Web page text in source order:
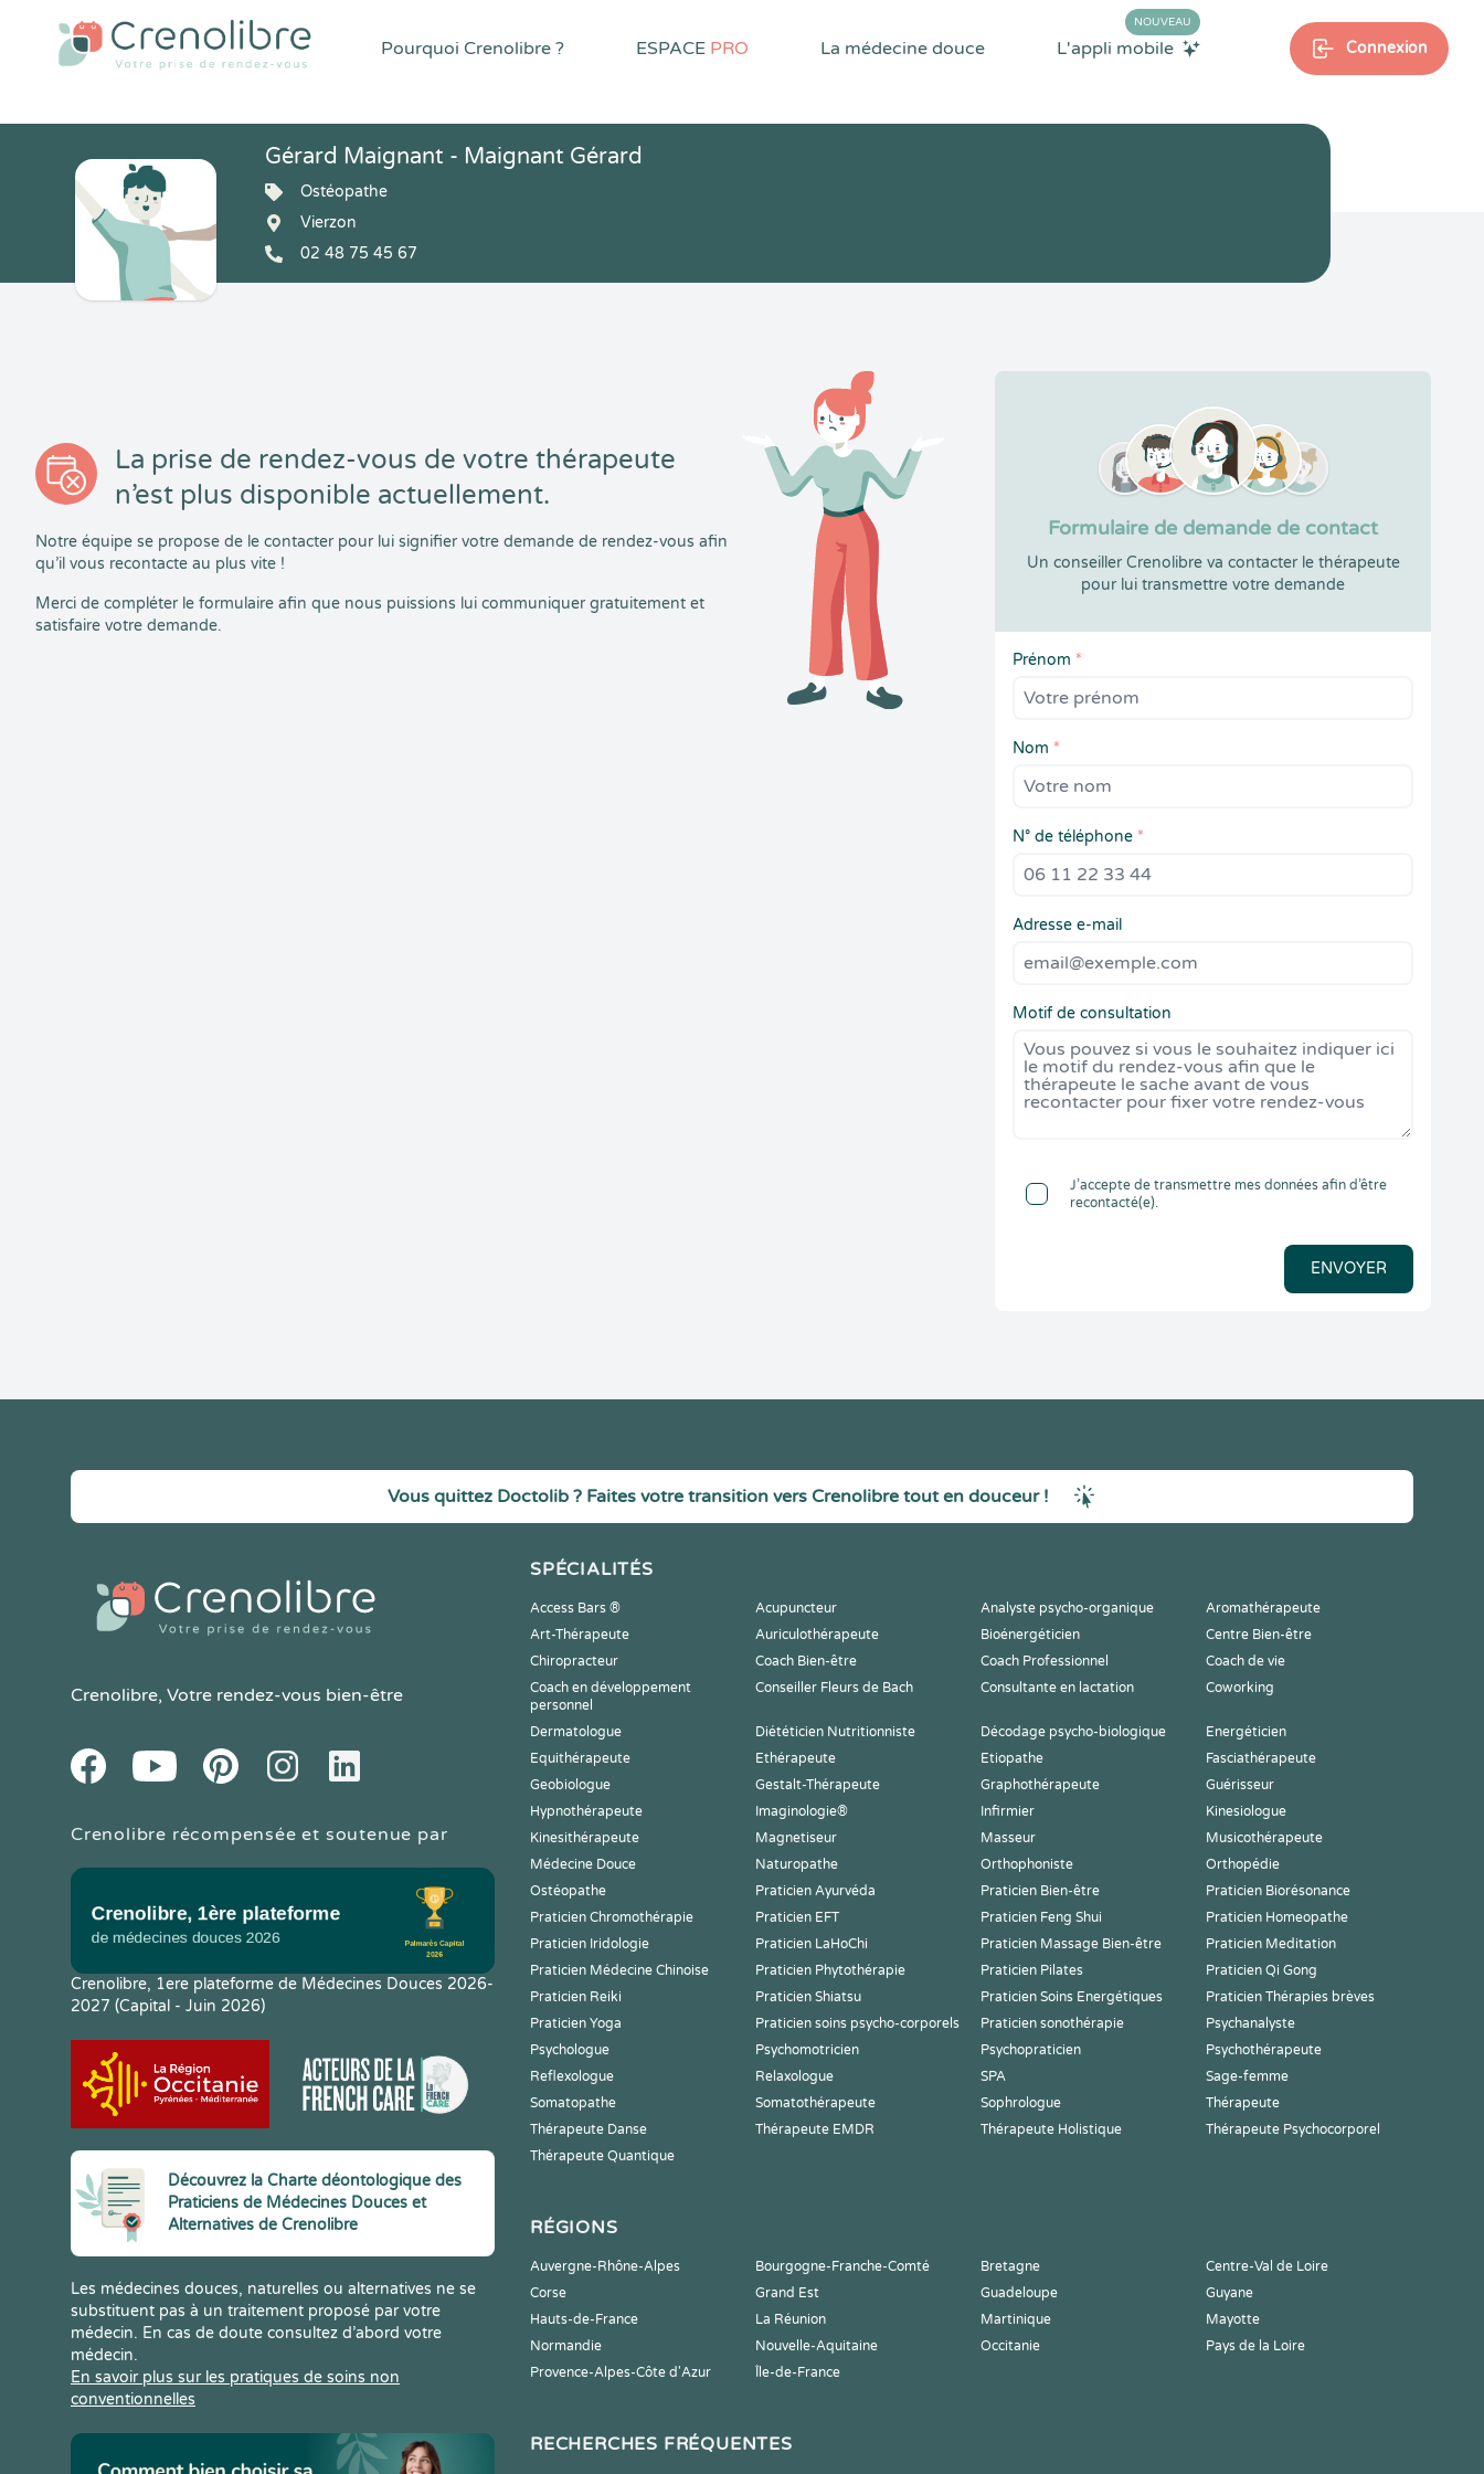
Pourquoi Crenolibre ? ESPACE PRO La médecine douce L'appli mobile
NOUVEAU
Connexion
Gérard Maignant - Maignant Gérard
Ostéopathe
Vierzon
02 48 75 45 67
La prise de rendez-vous de votre thérapeute
n’est plus disponible actuellement.
Notre équipe se propose de le contacter pour lui signifier votre demande de rendez-vous afin
qu’il vous recontacte au plus vite !
Merci de compléter le formulaire afin que nous puissions lui communiquer gratuitement et
satisfaire votre demande.
Formulaire de demande de contact
Un conseiller Crenolibre va contacter le thérapeute
pour lui transmettre votre demande
Prénom *
Nom *
N° de téléphone *
Adresse e-mail
Motif de consultation
J’accepte de transmettre mes données afin d’être
recontacté(e).
ENVOYER
Vous quittez Doctolib ? Faites votre transition vers Crenolibre tout en douceur !
Crenolibre, Votre rendez-vous bien-être
FacebookYoutube PinteresetInstagramLinkedIn
Crenolibre récompensée et soutenue par
Crenolibre, 1ere plateforme de Médecines Douces 2026-
2027 (Capital - Juin 2026)
Découvrez la Charte déontologique des
Praticiens de Médecines Douces et
Alternatives de Crenolibre
Les médecines douces, naturelles ou alternatives ne se
substituent pas à un traitement proposé par votre
médecin. En cas de doute consultez d’abord votre
médecin.
En savoir plus sur les pratiques de soins non
conventionnelles
SPÉCIALITÉS
Access Bars ® Acupuncteur Analyste psycho-organique
Aromathérapeute
Art-Thérapeute
Auriculothérapeute Bioénergéticien
Centre Bien-être
Chiropracteur
Coach Bien-être Coach Professionnel
Coach de vie
Coach en développement
personnel
Conseiller Fleurs de Bach Consultante en lactation Coworking
Dermatologue Diététicien Nutritionniste Décodage psycho-biologique
Energéticien
Equithérapeute
Ethérapeute Etiopathe
Fasciathérapeute
Geobiologue
Gestalt-Thérapeute Graphothérapeute
Guérisseur
Hypnothérapeute
Imaginologie® Infirmier
Kinesiologue
Kinesithérapeute
Magnetiseur Masseur
Musicothérapeute
Médecine Douce
Naturopathe Orthophoniste
Orthopédie
Ostéopathe
Praticien Ayurvéda Praticien Bien-être
Praticien Biorésonance
Praticien Chromothérapie
Praticien EFT Praticien Feng Shui
Praticien Homeopathe
Praticien Iridologie
Praticien LaHoChi Praticien Massage Bien-être
Praticien Meditation
Praticien Médecine Chinoise
Praticien Phytothérapie Praticien Pilates
Praticien Qi Gong
Praticien Reiki
Praticien Shiatsu Praticien Soins Energétiques
Praticien Thérapies brèves
Praticien Yoga
Praticien soins psycho-corporels Praticien sonothérapie
Psychanalyste
Psychologue
Psychomotricien Psychopraticien
Psychothérapeute
Reflexologue
Relaxologue SPA
Sage-femme
Somatopathe
Somatothérapeute Sophrologue
Thérapeute
Thérapeute Danse
Thérapeute EMDR Thérapeute Holistique
Thérapeute Psychocorporel
Thérapeute Quantique
RÉGIONS
Auvergne-Rhône-Alpes Bourgogne-Franche-Comté Bretagne
Centre-Val de Loire
Corse
Grand Est Guadeloupe
Guyane
Hauts-de-France
La Réunion Martinique
Mayotte
Normandie
Nouvelle-Aquitaine Occitanie
Pays de la Loire
Provence-Alpes-Côte d'Azur
Île-de-France
RECHERCHES FRÉQUENTES